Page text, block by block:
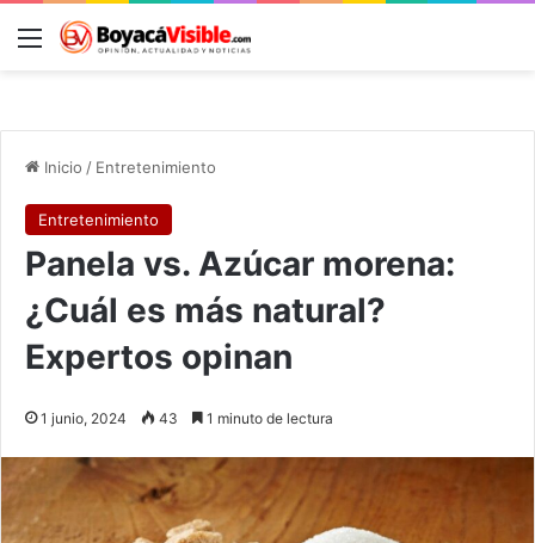
Menú
Inicio / Entretenimiento
Entretenimiento
Panela vs. Azúcar morena:
¿Cuál es más natural?
Expertos opinan
1 junio, 2024 43 1 minuto de lectura